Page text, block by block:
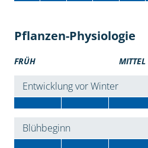
Pflanzen-Physiologie
FRÜH MITTEL
Entwicklung vor Winter
Blühbeginn